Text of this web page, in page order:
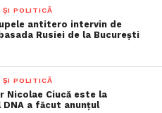
ȘI POLITICĂ
antitero intervin de
Rusiei de la București
ȘI POLITICĂ
Nicolae Ciucă este la
DNA a făcut anunțul